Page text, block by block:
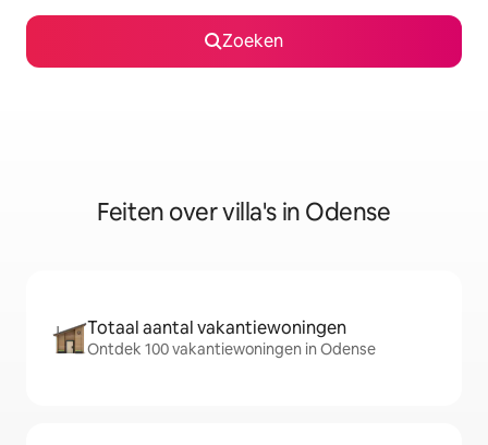
Zoeken
Feiten over villa's in Odense
Totaal aantal vakantiewoningen
Ontdek 100 vakantiewoningen in Odense